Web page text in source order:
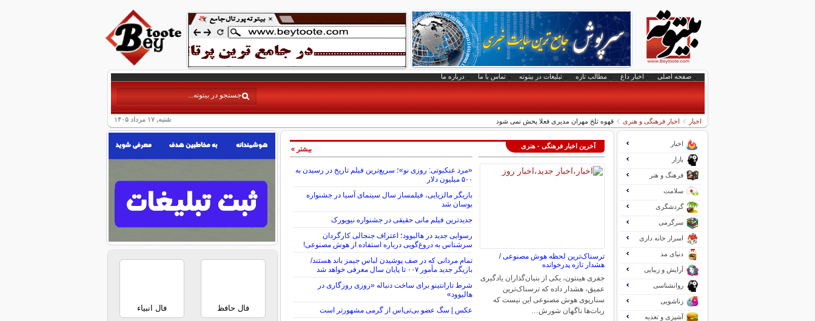
صفحه اصلی اخبار داغ مطالب تازه تبلیغات در بیتوته تماس با ما درباره ما
شنبه, ۱۷ مرداد ۱۴۰۵ اخبار اخبار فرهنگی و هنری قهوه تلخ مهران مدیری فعلا پخش نمی شود
آخرین اخبار فرهنگی - هنری
ترسناک‌ترین لحظه هوش مصنوعی /
هشدار تازه پدرخوانده
جفری هینتون، یکی از بنیان‌گذاران یادگیری
عمیق، هشدار داده که ترسناک‌ترین
سناریوی هوش مصنوعی این نیست که
ربات‌ها ناگهان شورش…
«مرد عنکبوتی: روزی نو»؛ سریع‌ترین فیلم تاریخ در رسیدن به
۵۰۰ میلیون دلار
بازیگر مالزیایی، فیلمساز سال سینمای آسیا در جشنواره
بوسان شد
جدیدترین فیلم مانی حقیقی در جشنواره نیویورک
رسوایی جدید در هالیوود؛ اعتراف جنجالی کارگردان
سرشناس به دروغ‌گویی درباره استفاده از هوش مصنوعی!
تمام مردانی که در صف پوشیدن لباس جیمز باند هستند/
بازیگر جدید مأمور ۰۰۷ تا پایان سال معرفی خواهد شد
شرط تارانتینو برای ساخت دنباله «روزی روزگاری در
هالیوود»
عکس | سگ عضو بی‌تی‌اس از گرمی مشهورتر است
بیشتر »
اخبار
بازار
فرهنگ و هنر
سلامت
گردشگری
سرگرمی
اسرار خانه داری
دنیای مد
آرایش و زیبایی
روانشناسی
زناشویی
آشپزی و تغذیه
فال حافظ فال انبیاء